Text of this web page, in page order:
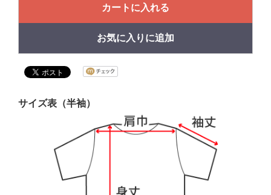
カートに入れる
お気に入りに追加
サイズ表（半袖）